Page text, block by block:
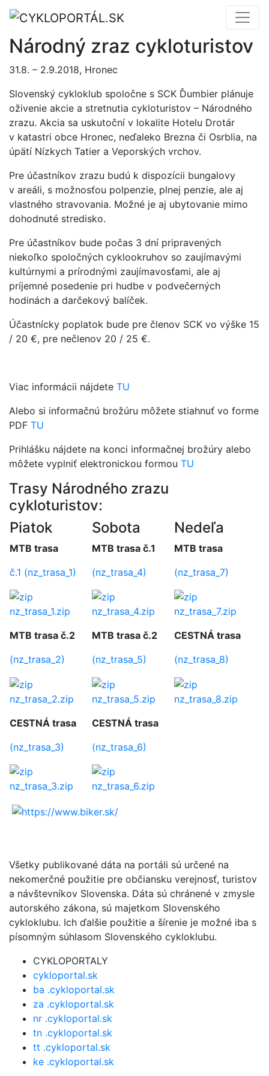
Národný zraz cykloturistov
31.8. – 2.9.2018, Hronec
Slovenský cykloklub spoločne s SCK Ďumbier plánuje
oživenie akcie a stretnutia cykloturistov – Národného
zrazu. Akcia sa uskutoční v lokalite Hotelu Drotár
v katastri obce Hronec, neďaleko Brezna či Osrblia, na
úpätí Nízkych Tatier a Veporských vrchov.
Pre účastníkov zrazu budú k dispozícii bungalovy
v areáli, s možnosťou polpenzie, plnej penzie, ale aj
vlastného stravovania. Možné je aj ubytovanie mimo
dohodnuté stredisko.
Pre účastníkov bude počas 3 dní pripravených
niekoľko spoločných cyklookruhov so zaujímavými
kultúrnymi a prírodnými zaujímavosťami, ale aj
príjemné posedenie pri hudbe v podvečerných
hodinách a darčekový balíček.
Účastnícky poplatok bude pre členov SCK vo výške 15
/ 20 €, pre nečlenov 20 / 25 €.
Viac informácii nájdete TU
Alebo si informačnú brožúru môžete stiahnuť vo forme
PDF TU
Prihlášku nájdete na konci informačnej brožúry alebo
môžete vyplniť elektronickou formou TU
Trasy Národného zrazu
cykloturistov:
Piatok
MTB trasa
č.1 (nz_trasa_1)
nz_trasa_1.zip
MTB trasa č.2
(nz_trasa_2)
nz_trasa_2.zip
CESTNÁ trasa
(nz_trasa_3)
nz_trasa_3.zip
Sobota
MTB trasa č.1
(nz_trasa_4)
nz_trasa_4.zip
MTB trasa č.2
(nz_trasa_5)
nz_trasa_5.zip
CESTNÁ trasa
(nz_trasa_6)
nz_trasa_6.zip
Nedeľa
MTB trasa
(nz_trasa_7)
nz_trasa_7.zip
CESTNÁ trasa
(nz_trasa_8)
nz_trasa_8.zip
Všetky publikované dáta na portáli sú určené na
nekomerčné použitie pre občiansku verejnosť, turistov
a návštevníkov Slovenska. Dáta sú chránené v zmysle
autorského zákona, sú majetkom Slovenského
cykloklubu. Ich ďalšie použitie a šírenie je možné iba s
písomným súhlasom Slovenského cykloklubu.
CYKLOPORTALY
cykloportal.sk
ba .cykloportal.sk
za .cykloportal.sk
nr .cykloportal.sk
tn .cykloportal.sk
tt .cykloportal.sk
ke .cykloportal.sk